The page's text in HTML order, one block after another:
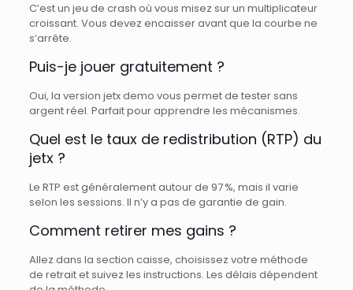
C’est un jeu de crash où vous misez sur un multiplicateur
croissant. Vous devez encaisser avant que la courbe ne
s’arrête.
Puis-je jouer gratuitement ?
Oui, la version jetx demo vous permet de tester sans
argent réel. Parfait pour apprendre les mécanismes.
Quel est le taux de redistribution (RTP) du
jetx ?
Le RTP est généralement autour de 97 %, mais il varie
selon les sessions. Il n’y a pas de garantie de gain.
Comment retirer mes gains ?
Allez dans la section caisse, choisissez votre méthode
de retrait et suivez les instructions. Les délais dépendent